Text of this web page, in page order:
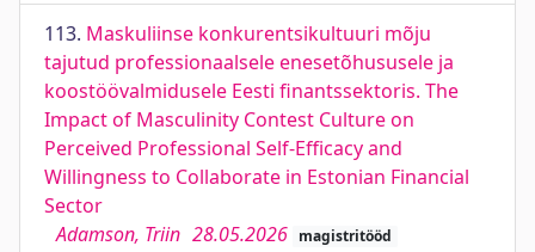
113. Maskuliinse konkurentsikultuuri mõju
tajutud professionaalsele enesetõhususele ja
koostöövalmidusele Eesti finantssektoris. The
Impact of Masculinity Contest Culture on
Perceived Professional Self-Efficacy and
Willingness to Collaborate in Estonian Financial
Sector
Adamson, Triin 28.05.2026 magistritööd